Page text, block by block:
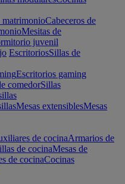
matrimonioCabeceros de
Mesitas de
juvenil
EscritoriosSillas de
Escritorios gaming
comedorSillas
Mesas extensiblesMesas
de cocinaArmarios de
de cocinaMesas de
de cocinaCocinas